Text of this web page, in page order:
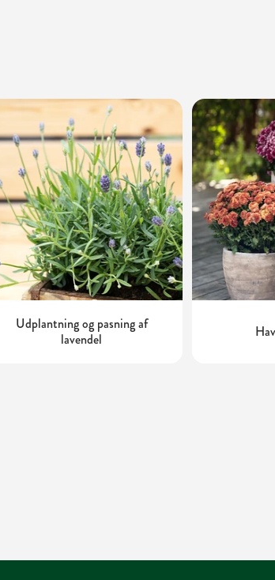
Udplantning og pasning af
lavendel